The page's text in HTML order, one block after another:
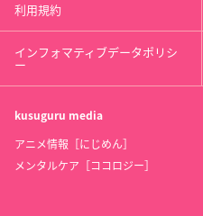
利用規約
インフォマティブデータポリシ
ー
kusuguru media
アニメ情報［にじめん］
メンタルケア［ココロジー］